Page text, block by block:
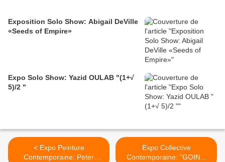
Exposition Solo Show: Abigail DeVille
«Seeds of Empire»
Expo Solo Show: Yazid OULAB "(1+√
5)/2 "
< Expo Peinture
Contemporaine: Peter
Expo Collective
Contemporaine: "GOING